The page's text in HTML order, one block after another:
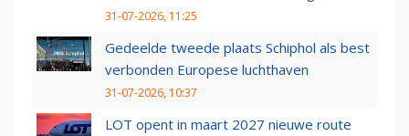
31-07-2026, 11:25
Gedeelde tweede plaats Schiphol als best
verbonden Europese luchthaven
31-07-2026, 10:37
LOT opent in maart 2027 nieuwe route